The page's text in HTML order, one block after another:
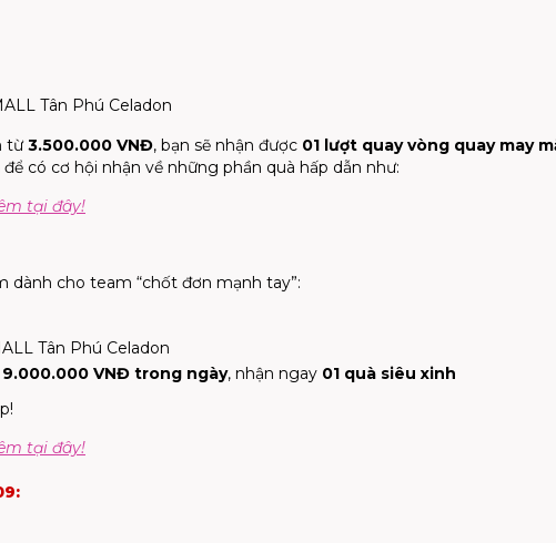
Tân Phú Celadon
từ3.500.000 VNĐ, bạn sẽ nhận được 01 lượt quay vòng quay may
để có cơ hội nhận về những phần quà hấp dẫn như:
tại đây!
dành cho team “chốt đơn mạnh tay”:
Tân Phú Celadon
9.000.000 VNĐ trong ngày, nhận ngay 01 quà siêu xinh
tại đây!